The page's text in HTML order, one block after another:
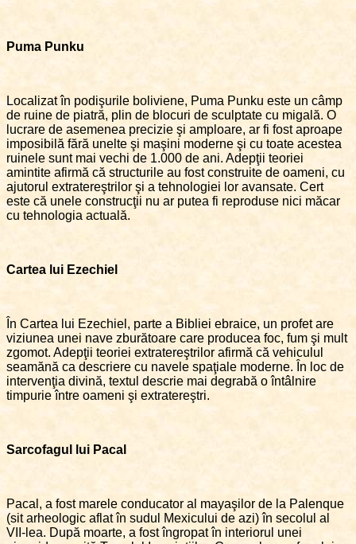
Puma Punku
Localizat în podişurile boliviene, Puma Punku este un câmp
de ruine de piatră, plin de blocuri de sculptate cu migală. O
lucrare de asemenea precizie şi amploare, ar fi fost aproape
imposibilă fără unelte şi maşini moderne şi cu toate acestea
ruinele sunt mai vechi de 1.000 de ani. Adepţii teoriei
amintite afirmă că structurile au fost construite de oameni, cu
ajutorul extratereştrilor şi a tehnologiei lor avansate. Cert
este că unele construcţii nu ar putea fi reproduse nici măcar
cu tehnologia actuală.
Cartea lui Ezechiel
În Cartea lui Ezechiel, parte a Bibliei ebraice, un profet are
viziunea unei nave zburătoare care producea foc, fum şi mult
zgomot. Adepţii teoriei extratereştrilor afirmă că vehiculul
seamănă ca descriere cu navele spaţiale moderne. În loc de
intervenţia divină, textul descrie mai degrabă o întâlnire
timpurie între oameni şi extratereştri.
Sarcofagul lui Pacal
Pacal, a fost marele conducator al mayaşilor de la Palenque
(sit arheologic aflat în sudul Mexicului de azi) în secolul al
VII-lea. După moarte, a fost îngropat în interiorul unei